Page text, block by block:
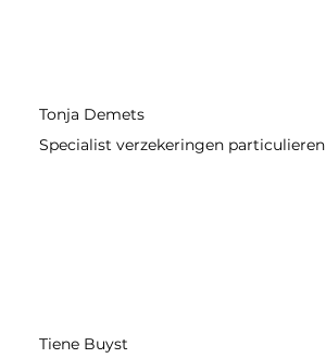
Tonja Demets
Specialist verzekeringen particulieren
Tiene Buyst